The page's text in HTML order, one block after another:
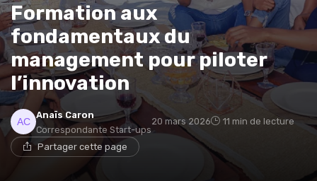
Formation aux
fondamentaux du
management pour piloter
l’innovation
Anaïs Caron
Correspondante Start-ups
20 mars 2026 11 min de lecture
Partager cette page